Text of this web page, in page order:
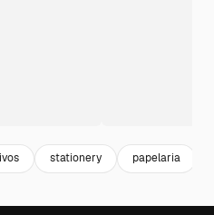
stationery papelaria